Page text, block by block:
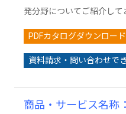
発分野についてご紹介して
PDFカタログダウンロー
資料請求・問い合わせで
商品・サービス名称